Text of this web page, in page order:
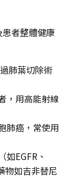
者整體健康
肺葉切除術
，用高能射線
肺癌，常使用
如EGFR、
物如吉非替尼